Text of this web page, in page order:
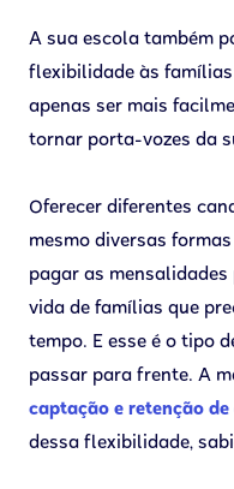
A sua escola também
flexibilidade às
apenas ser mais
tornar porta-vozes da
Oferecer diferentes
mesmo diversas
pagar as
vida de famílias que
tempo. E esse é o tipo
passar para frente. A
captação e retenção
dessa flexibilidade,